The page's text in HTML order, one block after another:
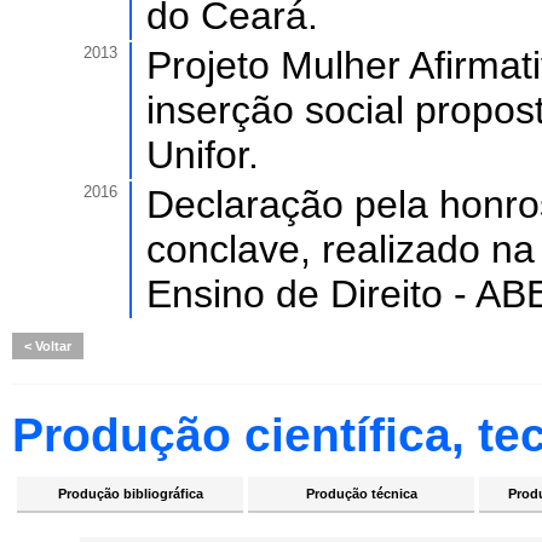
do Ceará.
2013
Projeto Mulher
inserção social
Unifor.
2016
Declaração pela
conclave, realizado
Ensino de Direito -
Voltar
Produção científica,
Produção bibliográfica Produção técnica